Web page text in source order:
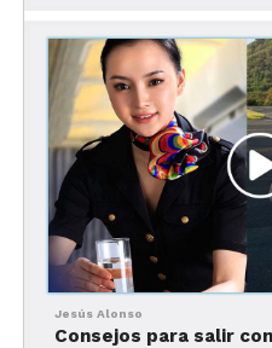
enfadoso, sea tranquilo.
Espero que
de ayuda
cómo
pasajero
pongas en
Jesús Alonso
Consejos para salir